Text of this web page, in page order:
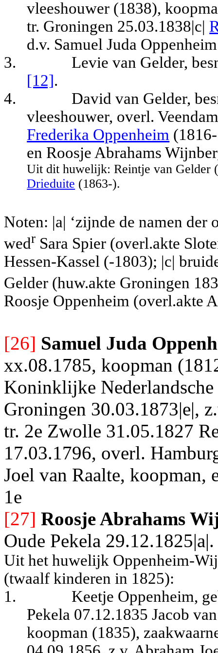
vleeshouwer (1838),
tr. Groningen 25.03.1838|c|
d.v. Samuel Juda
3.
Levie van Gelder,
[12].
4.
David van Gelder,
vleeshouwer, overl.
Frederika Oppenheim
en Roosje Abrahams
Uit dit huwelijk: Reintje van Gelder
Drieduite (1863-).
Noten: |a| ‘zijnde de namen der
wedr Sara Spier (overl.akte
Hessen-Kassel (-1803); |c|
Gelder (huw.akte Groningen
Roosje Oppenheim (overl.akte
[26] Samuel Juda
xx.08.1785, koopman
Koninklijke
Groningen 30.03.1873|e|,
tr. 2e Zwolle 31.05.1827
17.03.1796, overl.
Joel van Raalte, koopman,
1e
[27] Roosje Abrahams
Oude Pekela 29.12.1825|a|.
Uit het huwelijk Oppenheim-
(twaalf kinderen in 1825):
1.
Keetje Oppenheim,
Pekela 07.12.1835 Jacob
koopman (1835),